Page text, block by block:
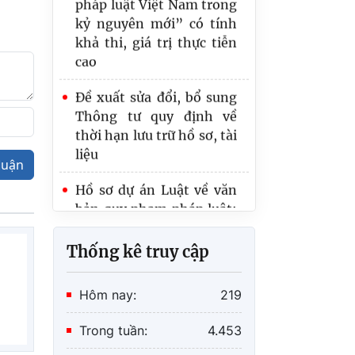
kỷ nguyên mới” có tính
khả thi, giá trị thực tiễn
cao
Đề xuất sửa đổi, bổ sung
Thông tư quy định về
thời hạn lưu trữ hồ sơ, tài
liệu
Hồ sơ dự án Luật về văn
bản quy phạm pháp luật:
Hoàn thiện thẩm quyền,
nội dung ban hành văn
bản quy phạm pháp luật
Bộ trưởng Hoàng Thanh
Tùng: Tập trung cao độ
hoàn thiện thể chế, bảo
đảm tiến độ các dự án
Thống kê truy cập
Hôm nay: 219
Trong tuần: 4.453